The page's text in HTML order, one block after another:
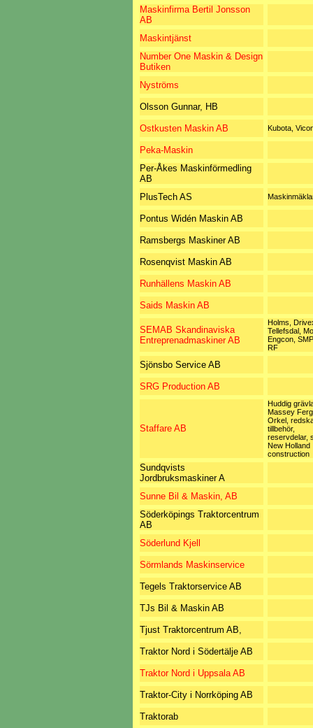
Maskinfirma Bertil Jonsson
AB
Maskintjänst
Number One Maskin & Design
Butiken
Nyströms
Olsson Gunnar, HB
Ostkusten Maskin AB Kubota,
Peka-Maskin
Per-Åkes Maskinförmedling
AB
PlusTech AS
Pontus Widén Maskin AB
Ramsbergs Maskiner AB
Rosenqvist Maskin AB
Runhällens Maskin AB
Saids Maskin AB
SEMAB Skandinaviska
Entreprenadmaskiner AB
Holms,
Tellefsdal,
Engcon,
RF
Sjönsbo Service AB
SRG Production AB
Staffare AB
Huddig
Massey
Orkel,
tillbehör,
reservdelar,
New Holland
construction
Sundqvists
Jordbruksmaskiner A
Sunne Bil & Maskin, AB
Söderköpings Traktorcentrum
AB
Söderlund Kjell
Sörmlands Maskinservice
Tegels Traktorservice AB
TJs Bil & Maskin AB
Tjust Traktorcentrum AB,
Traktor Nord i Södertälje AB
Traktor Nord i Uppsala AB
Traktor-City i Norrköping AB
Traktorab